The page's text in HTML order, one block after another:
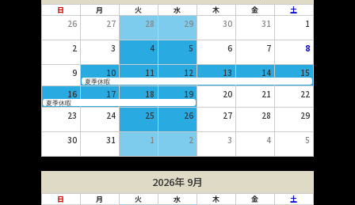
日 月 火 水 木 金 土
26 27 28 29 30 31 1
2 3 4 5 6 7 8
9 10 11 12 13 14 15
夏季休暇
16 17 18 19 20 21 22
夏季休暇
23 24 25 26 27 28 29
30 31 1 2 3 4 5
2026年 9月
日 月 火 水 木 金 土